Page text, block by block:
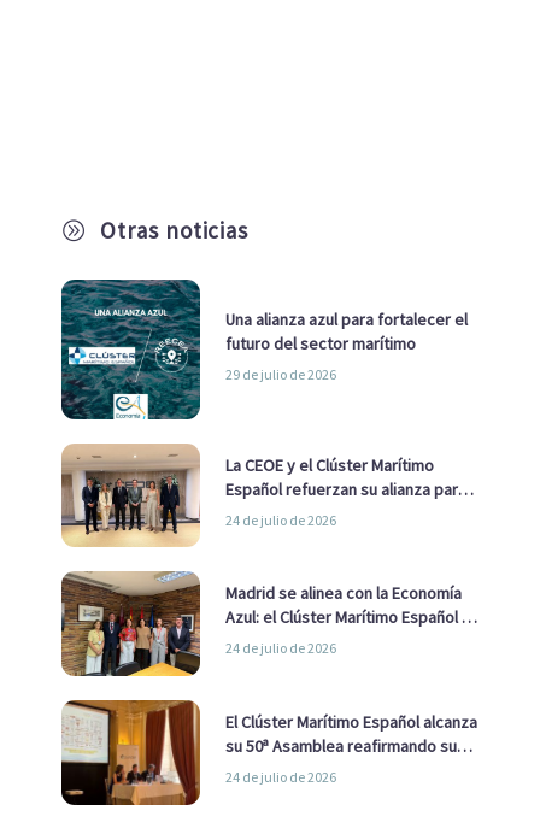
A Otras noticias
Una alianza azul para fortalecer el
futuro del sector marítimo
29 de julio de 2026
La CEOE y el Clúster Marítimo
Español refuerzan su alianza para
impulsar una estrategia Nacional
24 de julio de 2026
Madrid se alinea con la Economía
Azul: el Clúster Marítimo Español y
la Real Liga Naval avanzan alianzas
24 de julio de 2026
El Clúster Marítimo Español alcanza
su 50ª Asamblea reafirmando su
liderazgo en la Economía Azul
24 de julio de 2026